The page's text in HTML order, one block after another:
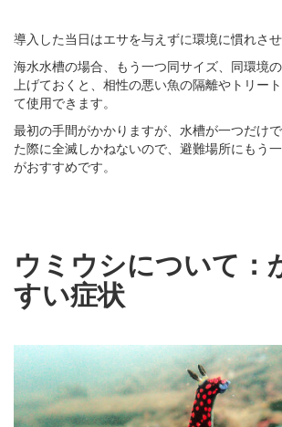
導入した当日はエサを与えずに環境に慣れさせ
海水水槽の場合、もう一つ同サイズ、同環境
上げておくと、相性の悪い魚の隔離やトリー
て使用できます。
最初の手間がかかりますが、水槽が一つだけ
た際に全滅しかねないので、避難場所にもう
がおすすめです。
ウミウシについて：
すい症状